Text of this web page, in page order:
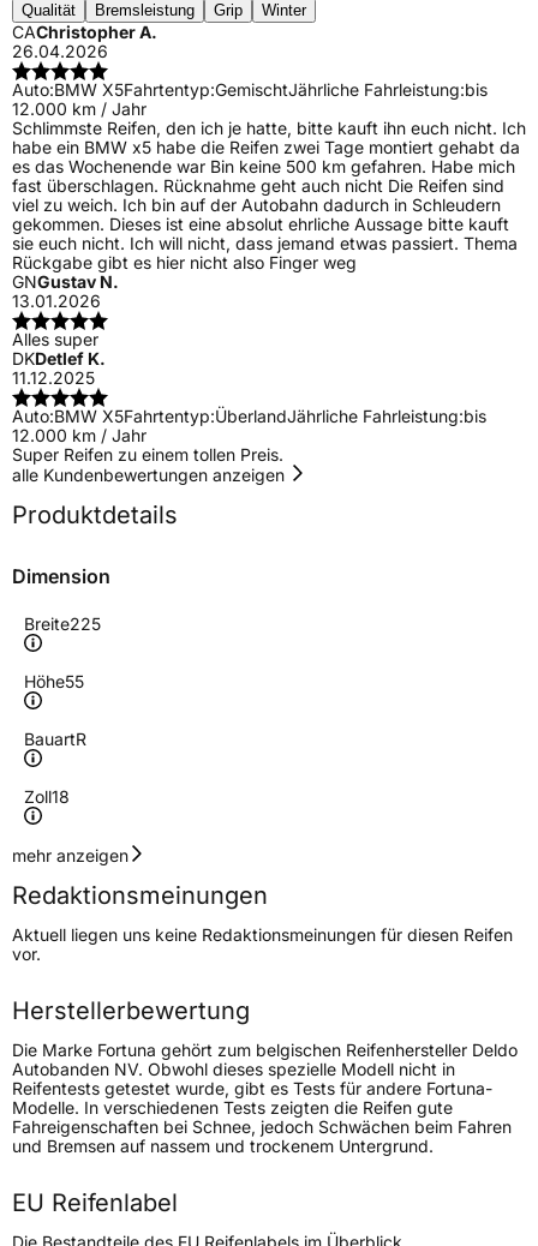
Qualität
Bremsleistung Grip Winter
CAChristopher A.
26.04.2026
Auto:BMW X5Fahrtentyp:GemischtJährliche Fahrleistung:bis
12.000 km / Jahr
Schlimmste Reifen, den ich je hatte, bitte kauft ihn euch nicht. Ich
habe ein BMW x5 habe die Reifen zwei Tage montiert gehabt da
es das Wochenende war Bin keine 500 km gefahren. Habe mich
fast überschlagen. Rücknahme geht auch nicht Die Reifen sind
viel zu weich. Ich bin auf der Autobahn dadurch in Schleudern
gekommen. Dieses ist eine absolut ehrliche Aussage bitte kauft
sie euch nicht. Ich will nicht, dass jemand etwas passiert. Thema
Rückgabe gibt es hier nicht also Finger weg
GNGustav N.
13.01.2026
Alles super
DKDetlef K.
11.12.2025
Auto:BMW X5Fahrtentyp:ÜberlandJährliche Fahrleistung:bis
12.000 km / Jahr
Super Reifen zu einem tollen Preis.
alle Kundenbewertungen anzeigen
Produktdetails
Dimension
Breite225
Höhe55
BauartR
Zoll18
Geschwindigkeitsindex
Höchstgeschwindigkeit
240 km/h
Lastindex98
Höchstlast750 kg
Generelle Merkmale
FahrzeugtypSUV
VerwendungWinterreifen
FahrzeugartPKW & SUV
mehr anzeigen
Redaktionsmeinungen
Aktuell liegen uns keine Redaktionsmeinungen für diesen Reifen
vor.
Herstellerbewertung
Die Marke Fortuna gehört zum belgischen Reifenhersteller Deldo
Autobanden NV. Obwohl dieses spezielle Modell nicht in
Reifentests getestet wurde, gibt es Tests für andere Fortuna-
Modelle. In verschiedenen Tests zeigten die Reifen gute
Fahreigenschaften bei Schnee, jedoch Schwächen beim Fahren
und Bremsen auf nassem und trockenem Untergrund.
EU Reifenlabel